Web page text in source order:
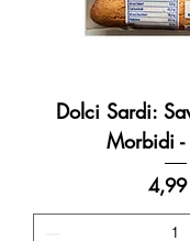
Dolci Sardi:
Morbidi